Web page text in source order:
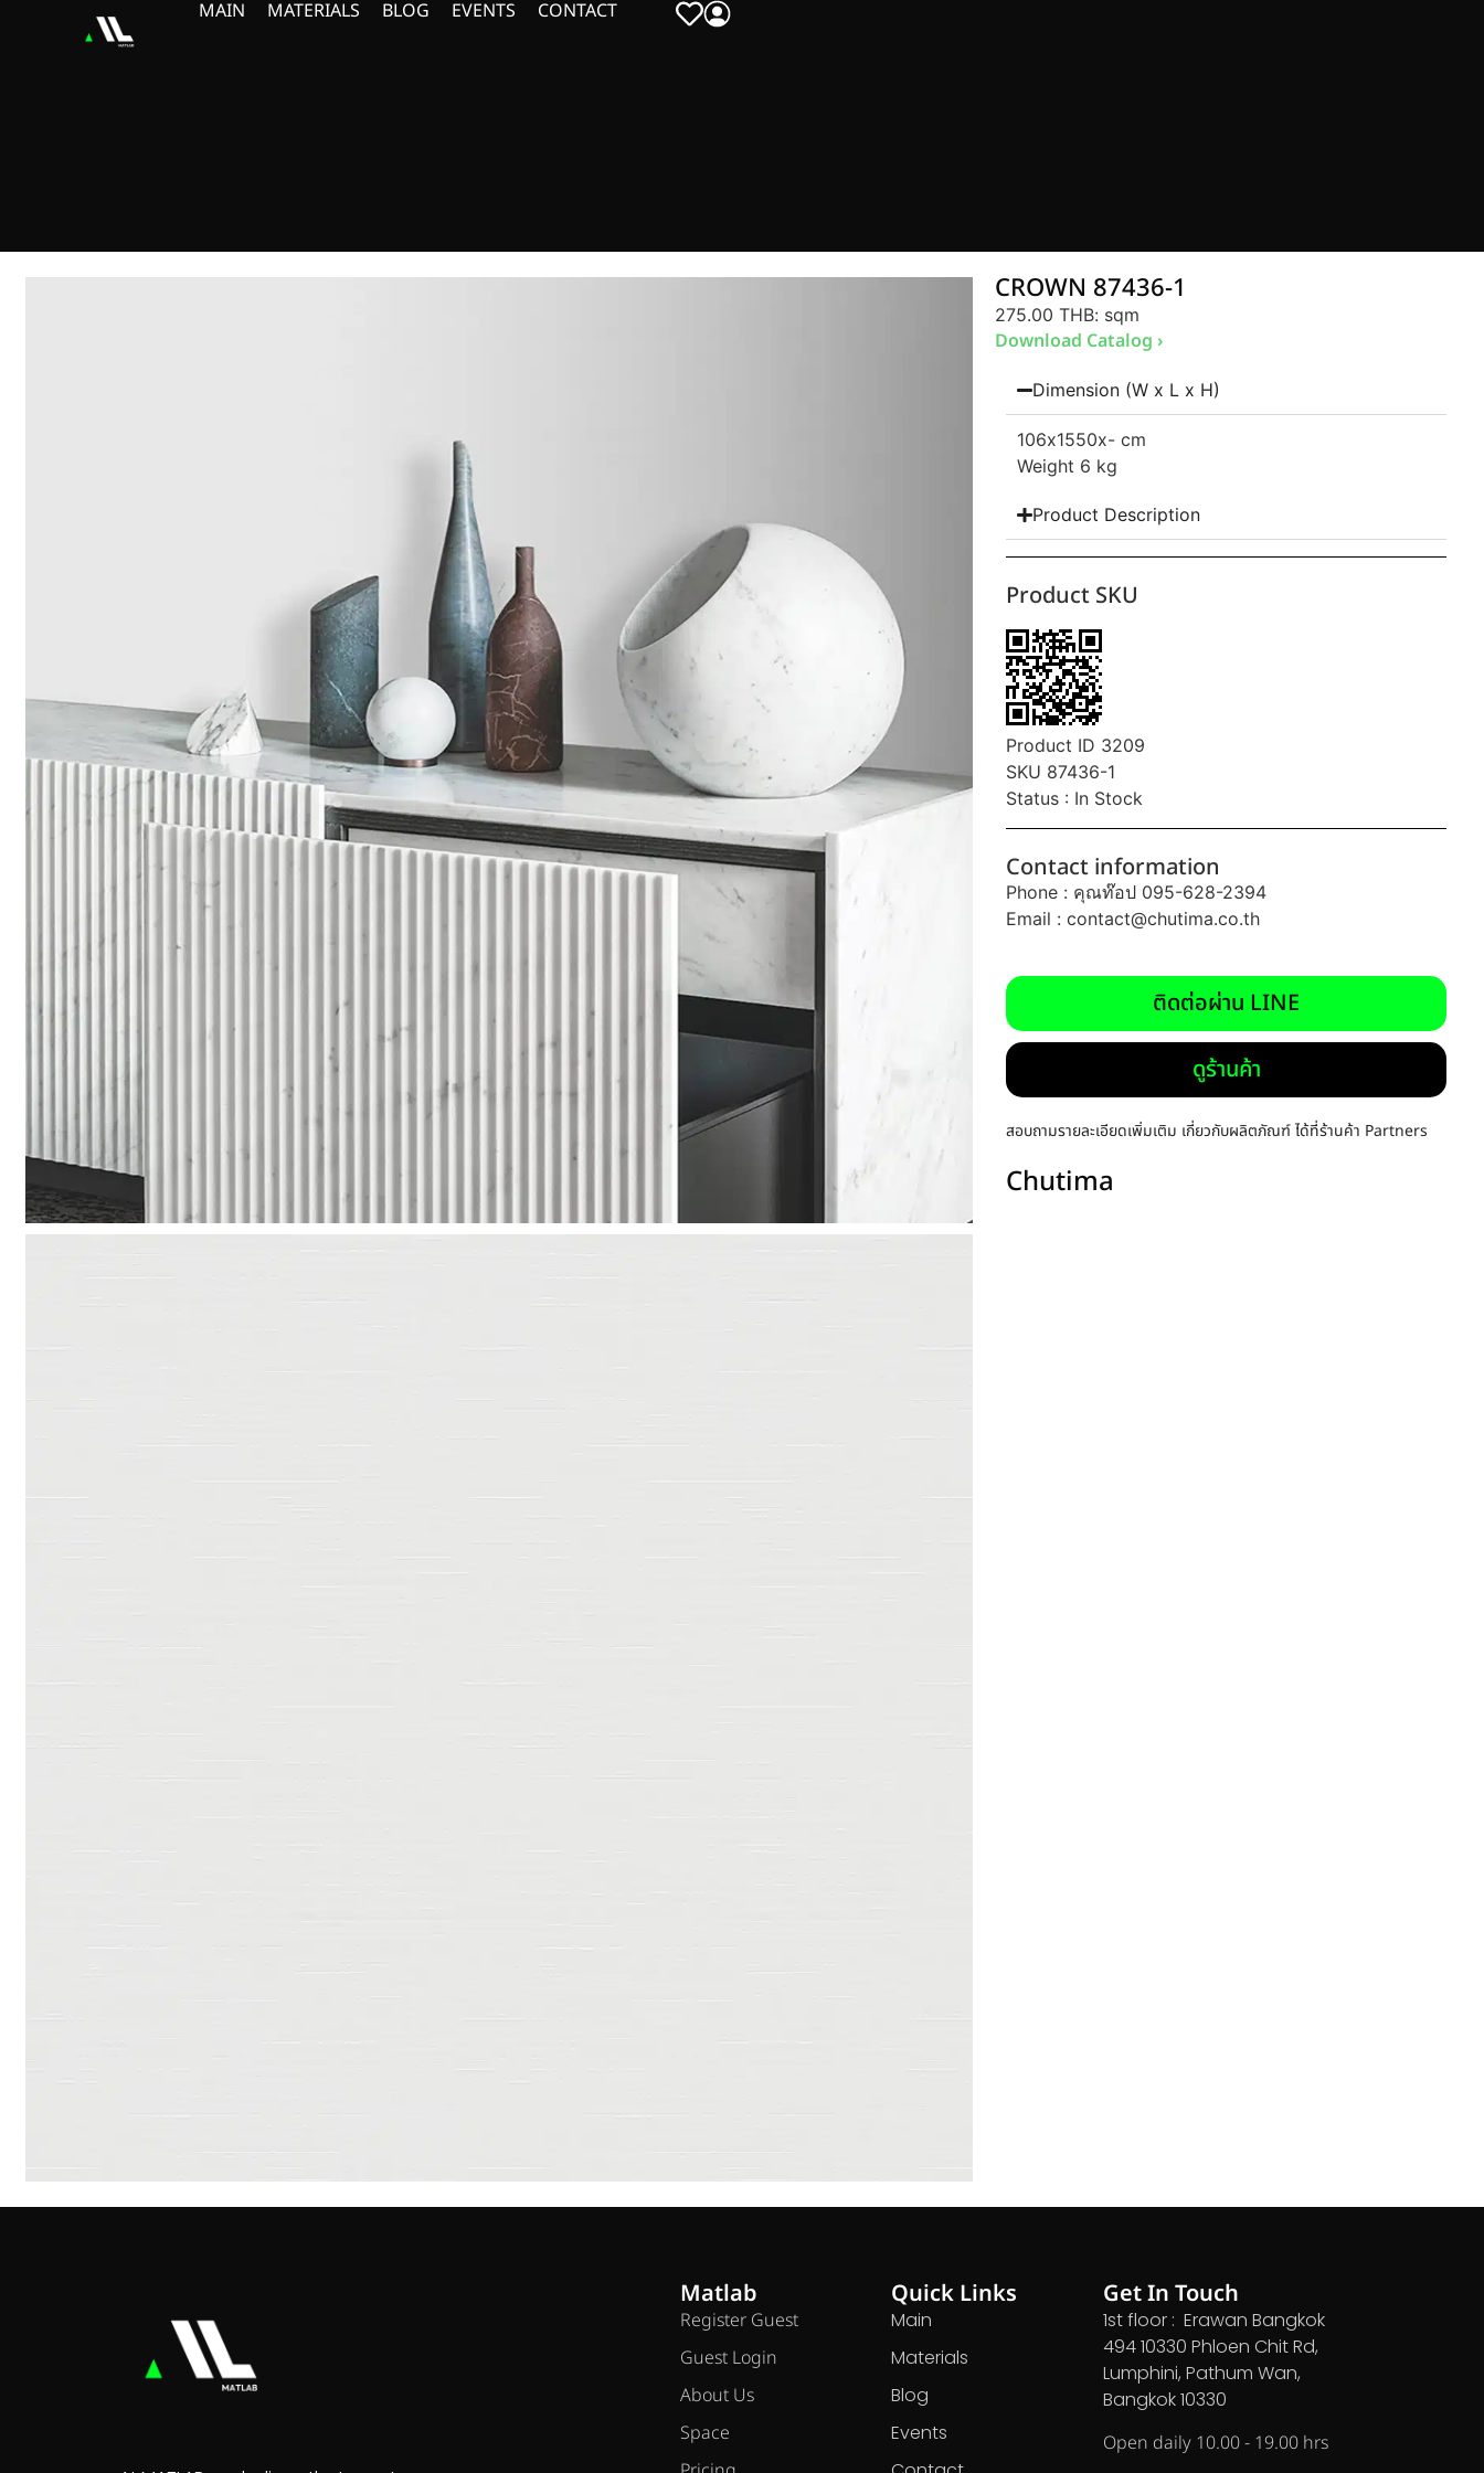
MAIN MATERIALS BLOG EVENTS CONTACT
CROWN 87436-1
275.00 THB: sqm
Download Catalog ›
Dimension (W x L x H)
106x1550x- cm
Weight 6 kg
Product Description
Product SKU
Product ID 3209
SKU 87436-1
Status : In Stock
Contact information
Phone : คุณท๊อป 095-628-2394
Email :contact@chutima.co.th
ติดต่อผ่าน LINE
ดูร้านค้า
สอบถามรายละเอียดเพิ่มเติม เกี่ยวกับผลิตภัณฑ์ ได้ที่ร้านค้า Partners
Chutima
Matlab
Register Guest
Guest Login
About Us
Space
Quick Links
Main
Materials
Blog
Events
Get In Touch
1st floor : Erawan Bangkok
494 10330 Phloen Chit Rd,
Lumphini, Pathum Wan,
Bangkok 10330
Open daily 10.00 - 19.00 hrs